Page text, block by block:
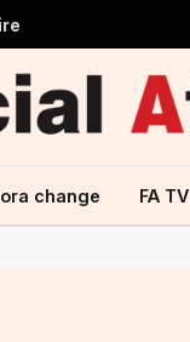
change FA TV